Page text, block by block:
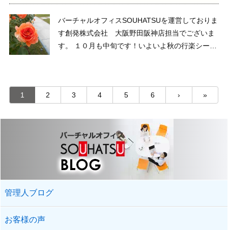
バーチャルオフィスSOUHATSUを運営しておりま
す創発株式会社 大阪野田阪神店担当でございま
す。 １０月も中旬です！いよいよ秋の行楽シーズ
1 2 3 4 5 6 › »
管理人ブログ
お客様の声